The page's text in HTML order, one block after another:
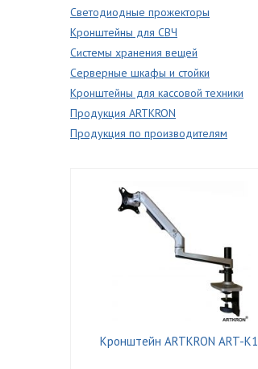
Светодиодные прожекторы
Кронштейны для СВЧ
Системы хранения вещей
Серверные шкафы и стойки
Кронштейны для кассовой техники
Продукция ARTKRON
Продукция по производителям
Кронштейн ARTKRON ART-K1